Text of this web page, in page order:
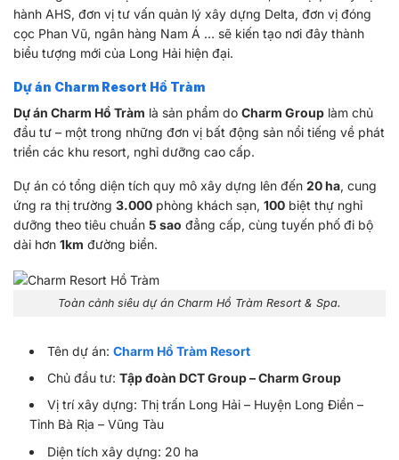
hành AHS, đơn vị tư vấn quản lý xây dựng Delta, đơn vị đóng
cọc Phan Vũ, ngân hàng Nam Á … sẽ kiến tạo nơi đây thành
biểu tượng mới của Long Hải hiện đại.
Dự án Charm Resort Hồ Tràm
Dự án Charm Hồ Tràm là sản phẩm do Charm Group làm chủ
đầu tư – một trong những đơn vị bất động sản nổi tiếng về phát
triển các khu resort, nghỉ dưỡng cao cấp.
Dự án có tổng diện tích quy mô xây dựng lên đến 20 ha, cung
ứng ra thị trường 3.000 phòng khách sạn, 100 biệt thự nghỉ
dưỡng theo tiêu chuẩn 5 sao đẳng cấp, cùng tuyến phố đi bộ
dài hơn 1km đường biển.
Toàn cảnh siêu dự án Charm Hồ Tràm Resort & Spa.
Tên dự án:Charm Hồ Tràm Resort
Chủ đầu tư:Tập đoàn DCT Group – Charm Group
Vị trí xây dựng: Thị trấn Long Hải – Huyện Long Điền –
Tỉnh Bà Rịa – Vũng Tàu
Diện tích xây dựng: 20 ha